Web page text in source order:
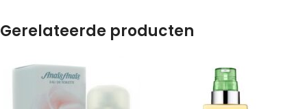
Gerelateerde producten